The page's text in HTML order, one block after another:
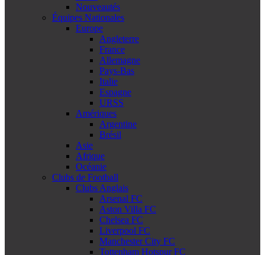
Nouveautés
Équipes Nationales
Europe
Angleterre
France
Allemagne
Pays-Bas
Italie
Espagne
URSS
Amériques
Argentine
Brésil
Asie
Afrique
Océanie
Clubs de Football
Clubs Anglais
Arsenal FC
Aston Villa FC
Chelsea FC
Liverpool FC
Manchester City FC
Tottenham Hotspur FC